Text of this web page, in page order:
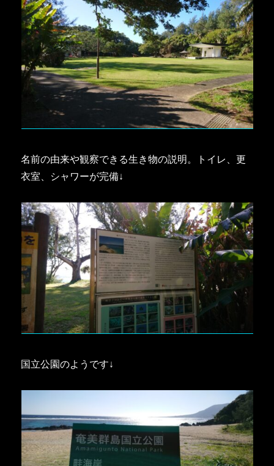
名前の由来や観察できる生き物の説明。トイレ、更
衣室、シャワーが完備↓
国立公園のようです↓